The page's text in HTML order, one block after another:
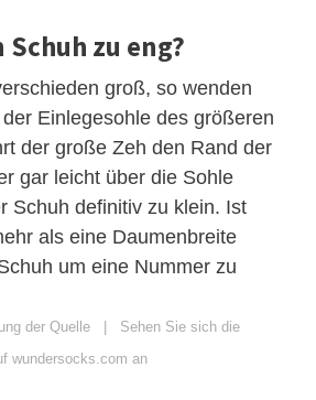
zu eng?
groß, so wenden
Einlegesohle des größeren
der große Zeh den Rand der
gar leicht über die Sohle
Schuh definitiv zu klein. Ist
als eine Daumenbreite
um eine Nummer zu
der Quelle
Sehen Sie sich die
wundersocks.com an